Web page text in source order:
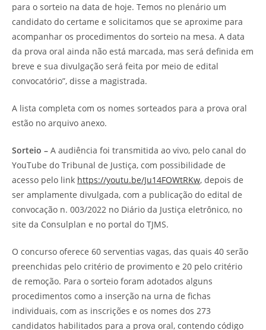
para o sorteio na data de hoje. Temos no plenário um
candidato do certame e solicitamos que se aproxime para
acompanhar os procedimentos do sorteio na mesa. A data
da prova oral ainda não está marcada, mas será definida em
breve e sua divulgação será feita por meio de edital
convocatório”, disse a magistrada.
A lista completa com os nomes sorteados para a prova oral
estão no arquivo anexo.
Sorteio – A audiência foi transmitida ao vivo, pelo canal do
YouTube do Tribunal de Justiça, com possibilidade de
acesso pelo link https://youtu.be/Ju14FOWtRKw, depois de
ser amplamente divulgada, com a publicação do edital de
convocação n. 003/2022 no Diário da Justiça eletrônico, no
site da Consulplan e no portal do TJMS.
O concurso oferece 60 serventias vagas, das quais 40 serão
preenchidas pelo critério de provimento e 20 pelo critério
de remoção. Para o sorteio foram adotados alguns
procedimentos como a inserção na urna de fichas
individuais, com as inscrições e os nomes dos 273
candidatos habilitados para a prova oral, contendo código